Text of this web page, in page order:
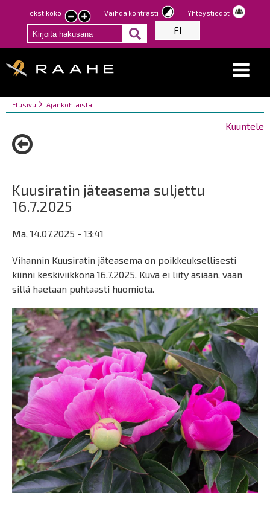
Hyppää
pääsisältöön
Tekstikoko
Pienennä
tekstin
kokoa
Suurenna
tekstin
kokoa
Vaihda kontrasti Yhteystiedot
FI
Breadcrumbs
You
here:
Etusivu Ajankohtaista
Kuuntele
Kuusiratin jäteasema suljettu
16.7.2025
Ma, 14.07.2025 - 13:41
Vihannin Kuusiratin jäteasema on poikkeuksellisesti
kiinni keskiviikkona 16.7.2025. Kuva ei liity asiaan, vaan
sillä haetaan puhtaasti huomiota.